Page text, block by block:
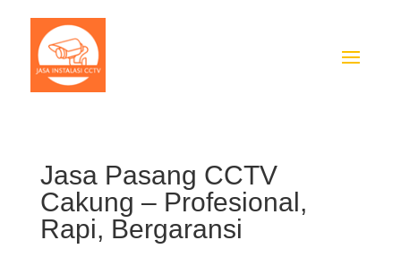
Jasa Pasang CCTV
Cakung – Profesional,
Rapi, Bergaransi